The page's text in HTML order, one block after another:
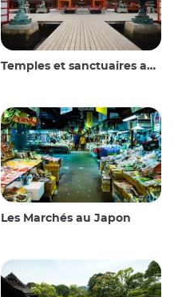
Temples et sanctuaires au Japon
Les Marchés au Japon